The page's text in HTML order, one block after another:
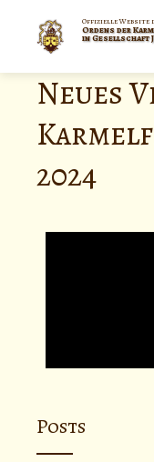
Offizielle Website
Ordens der
in Gesellschaft
Neues
2024
Posts